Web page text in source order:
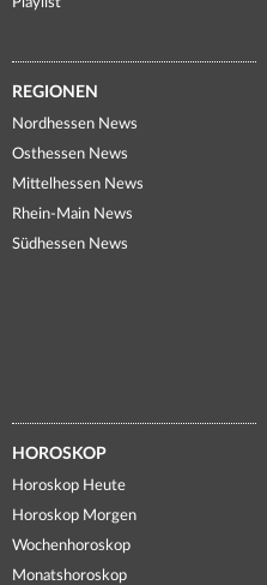
REGIONEN
Nordhessen News
Osthessen News
Mittelhessen News
Rhein-Main News
Südhessen News
HOROSKOP
Horoskop Heute
Horoskop Morgen
Wochenhoroskop
Monatshoroskop